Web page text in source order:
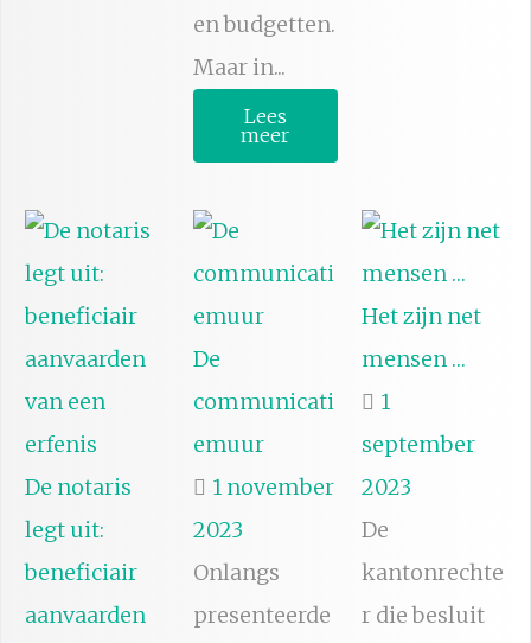
en budgetten.
Maar in...
Lees
meer
De notaris
legt uit:
beneficiair
aanvaarden
De
communicati
emuur
1 november
2023
Onlangs
presenteerde
Het zijn net
mensen …
1
september
2023
De
kantonrechte
r die besluit